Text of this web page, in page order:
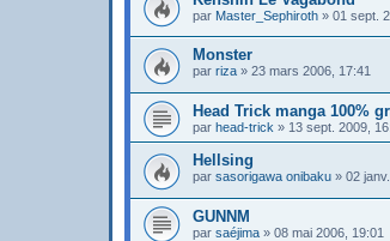
par Master_Sephiroth » 01 sept.
Monster
par riza » 23 mars 2006, 17:41
Head Trick manga 100%
par head-trick » 13 sept. 2009,
Hellsing
par sasorigawa onibaku » 02
GUNNM
par saéjima » 08 mai 2006, 19:01